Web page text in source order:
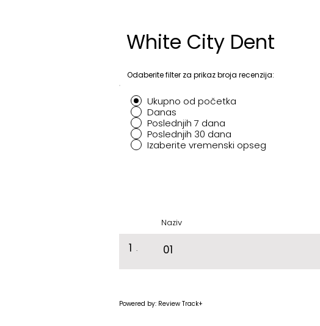
White City Dent
Odaberite filter za prikaz broja recenzija:
Ukupno od početka
Danas
Poslednjih 7 dana
Poslednjih 30 dana
Izaberite vremenski opseg
Naziv
1 . 01
Powered by: Review Track+